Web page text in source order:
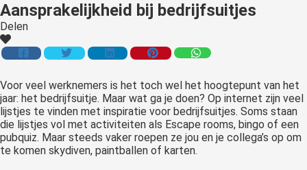
Aansprakelijkheid bij bedrijfsuitjes
Delen
Voor veel werknemers is het toch wel het hoogtepunt van het
jaar: het bedrijfsuitje. Maar wat ga je doen? Op internet zijn veel
lijstjes te vinden met inspiratie voor bedrijfsuitjes. Soms staan
die lijstjes vol met activiteiten als Escape rooms, bingo of een
pubquiz. Maar steeds vaker roepen ze jou en je collega’s op om
te komen skydiven, paintballen of karten.